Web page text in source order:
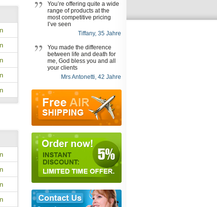
You’re offering quite a wide
range of products at the
most competitive pricing
I’ve seen
Tiffany, 35 Jahre
You made the difference
between life and death for
me, God bless you and all
your clients
Mrs Antonetti, 42 Jahre